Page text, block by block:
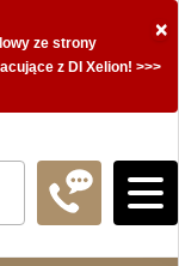
×
ze strony
z DI Xelion! >>>